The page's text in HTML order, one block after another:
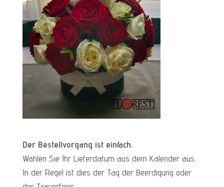
Der Bestellvorgang ist einfach.
Wählen Sie Ihr Lieferdatum aus dem Kalender aus.
In der Regel ist dies der Tag der Beerdigung oder